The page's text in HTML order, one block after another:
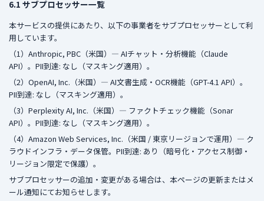
6.1 サブプロセッサー一覧
本サービスの提供にあたり、以下の事業者をサブプロセッサーとして利
用しています。
（1）Anthropic, PBC（米国）— AIチャット・分析機能（Claude
API）。PII到達: なし（マスキング適用）。
（2）OpenAI, Inc.（米国）— AI文書生成・OCR機能（GPT-4.1 API）。
PII到達: なし（マスキング適用）。
（3）Perplexity AI, Inc.（米国）— ファクトチェック機能（Sonar
API）。PII到達: なし（マスキング適用）。
（4）Amazon Web Services, Inc.（米国 / 東京リージョンで運用）— ク
ラウドインフラ・データ保管。PII到達: あり（暗号化・アクセス制御・
リージョン限定で保護）。
サブプロセッサーの追加・変更がある場合は、本ページの更新またはメ
ール通知にてお知らせします。